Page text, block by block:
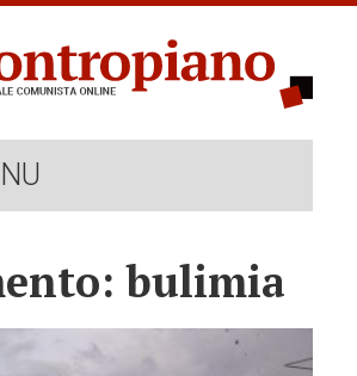
bulimia